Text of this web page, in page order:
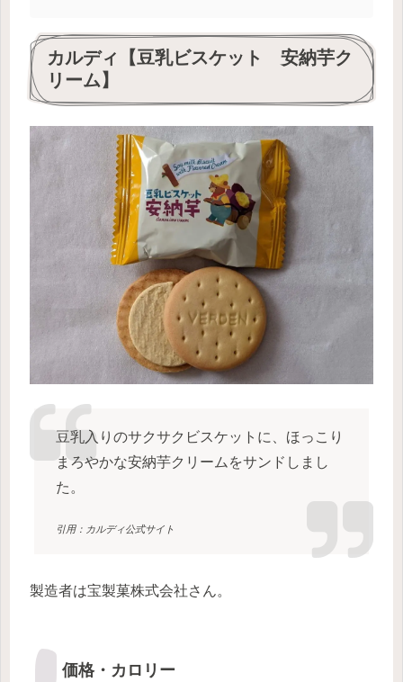
カルディ【豆乳ビスケット 安納芋ク
リーム】
豆乳入りのサクサクビスケットに、ほっこり
まろやかな安納芋クリームをサンドしまし
た。
引用：カルディ公式サイト
製造者は宝製菓株式会社さん。
価格・カロリー